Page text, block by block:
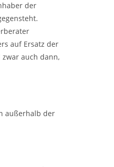
der
auf Ersatz der
auch dann,
außerhalb der